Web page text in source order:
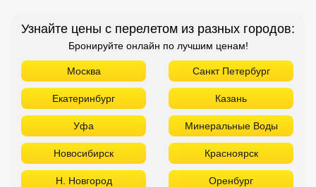
Узнайте цены с перелетом из разных городов:
Бронируйте онлайн по лучшим ценам!
Москва Санкт Петербург
Екатеринбург Казань
Уфа Минеральные Воды
Новосибирск Красноярск
Н. Новгород Оренбург